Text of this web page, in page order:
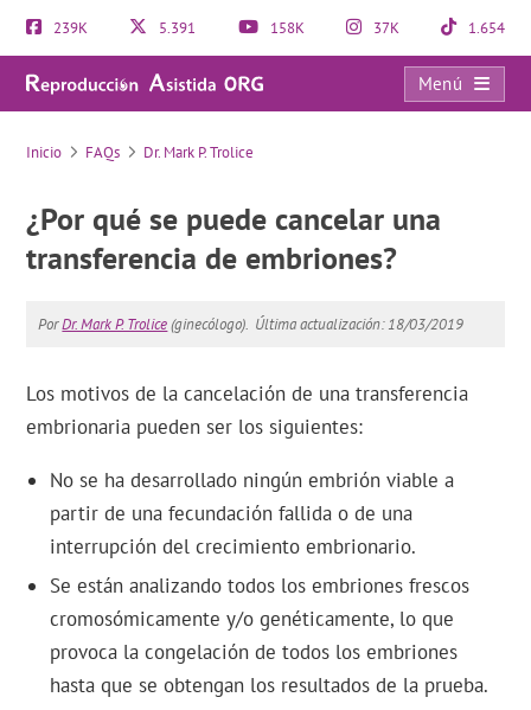
239K 5.391 158K 37K 1.654
Menú
FAQs
Inicio FAQs Dr. Mark P. Trolice
¿Por qué se puede cancelar una
transferencia de embriones?
PorDr. Mark P. Trolice(ginecólogo). Última actualización: 18/03/2019
Los motivos de la cancelación de una transferencia
embrionaria pueden ser los siguientes:
No se ha desarrollado ningún embrión viable a
partir de una fecundación fallida o de una
interrupción del crecimiento embrionario.
Se están analizando todos los embriones frescos
cromosómicamente y/o genéticamente, lo que
provoca la congelación de todos los embriones
hasta que se obtengan los resultados de la prueba.